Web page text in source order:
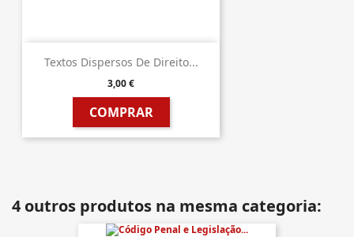
Textos Dispersos De Direito...
3,00 €
COMPRAR
4 outros produtos na mesma categoria: